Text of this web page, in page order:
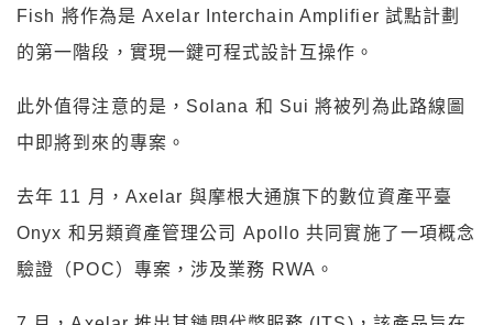
Fish 將作為是 Axelar Interchain Amplifier 試點計劃
的第一階段，實現一鍵可程式設計互操作。
此外值得注意的是，Solana 和 Sui 將被列為此路線圖
中即將到來的專案。
去年 11 月，Axelar 與摩根大通旗下的數位資產平臺
Onyx 和另類資產管理公司 Apollo 共同實施了一項概念
驗證（POC）專案，涉及業務 RWA。